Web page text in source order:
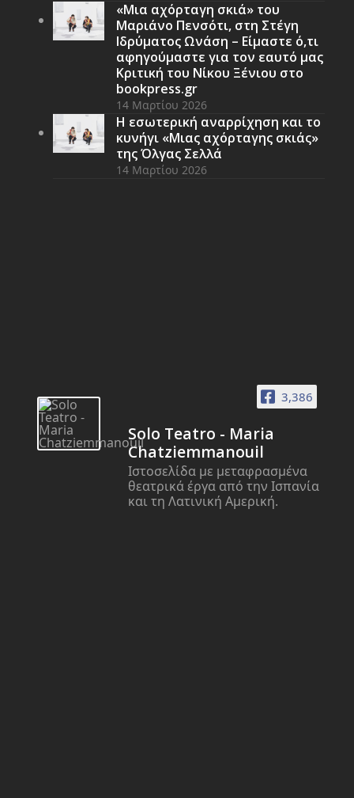
«Μια αχόρταγη σκιά» του
Μαριάνο Πενσότι, στη Στέγη
Ιδρύματος Ωνάση – Είμαστε ό,τι
αφηγούμαστε για τον εαυτό μας
Κριτική του Νίκου Ξένιου στο
bookpress.gr
14 Μαρτίου 2026
Η εσωτερική αναρρίχηση και το
κυνήγι «Μιας αχόρταγης σκιάς»
της Όλγας Σελλά
14 Μαρτίου 2026
3,386
Solo Teatro - Maria
Chatziemmanouil
Ιστοσελίδα με μεταφρασμένα
θεατρικά έργα από την Ισπανία
και τη Λατινική Αμερική.